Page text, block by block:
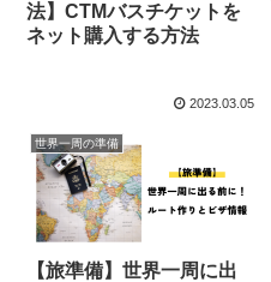
法】CTMバスチケットを
ネット購入する方法
2023.03.05
世界一周の準備
【旅準備】世界一周に出